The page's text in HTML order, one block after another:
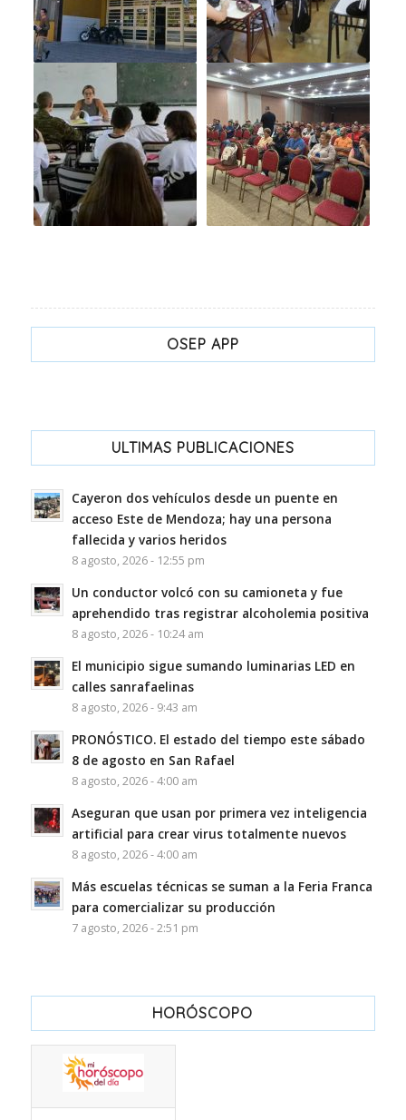
OSEP APP
ULTIMAS PUBLICACIONES
Cayeron dos vehículos desde un puente en
acceso Este de Mendoza; hay una persona
fallecida y varios heridos
8 agosto, 2026 - 12:55 pm
Un conductor volcó con su camioneta y fue
aprehendido tras registrar alcoholemia positiva
8 agosto, 2026 - 10:24 am
El municipio sigue sumando luminarias LED en
calles sanrafaelinas
8 agosto, 2026 - 9:43 am
PRONÓSTICO. El estado del tiempo este sábado
8 de agosto en San Rafael
8 agosto, 2026 - 4:00 am
Aseguran que usan por primera vez inteligencia
artificial para crear virus totalmente nuevos
8 agosto, 2026 - 4:00 am
Más escuelas técnicas se suman a la Feria Franca
para comercializar su producción
7 agosto, 2026 - 2:51 pm
HORÓSCOPO